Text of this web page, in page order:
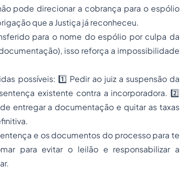
pode direcionar a cobrança para o espólio
que a Justiça já reconheceu.
para o nome do espólio por culpa da
isso reforça a impossibilidade
possíveis: 1️⃣ Pedir ao juiz a suspensão da
existente contra a incorporadora. 2️⃣
entregar a documentação e quitar as taxas
e os documentos do processo para te
para evitar o leilão e responsabilizar a